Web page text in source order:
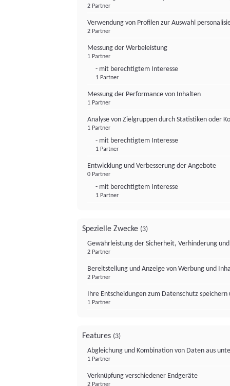
2 Partner
Verwendung von Profilen zur Auswahl
2 Partner
Messung der Werbeleistung
1 Partner
- mit berechtigtem Interesse
1 Partner
Messung der Performance von Inhalten
1 Partner
Analyse von Zielgruppen durch Statistiken oder
1 Partner
- mit berechtigtem Interesse
1 Partner
Entwicklung und Verbesserung der Angebote
0 Partner
- mit berechtigtem Interesse
1 Partner
Spezielle Zwecke (3)
Gewährleistung der Sicherheit, Verhinderung
2 Partner
Bereitstellung und Anzeige von Werbung und
2 Partner
Ihre Entscheidungen zum Datenschutz
1 Partner
Features (3)
Abgleichung und Kombination von Daten aus
1 Partner
Verknüpfung verschiedener Endgeräte
2 Partner